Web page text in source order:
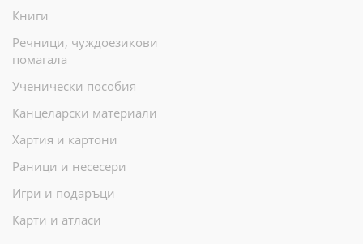
Книги
Речници, чуждоезикови
помагала
Ученически пособия
Канцеларски материали
Хартия и картони
Раници и несесери
Игри и подаръци
Карти и атласи